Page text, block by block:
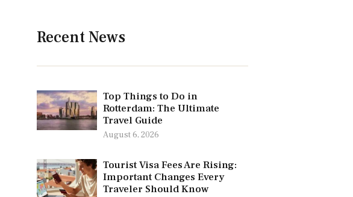
Recent News
Top Things to Do in
Rotterdam: The Ultimate
Travel Guide
August 6, 2026
Tourist Visa Fees Are Rising:
Important Changes Every
Traveler Should Know